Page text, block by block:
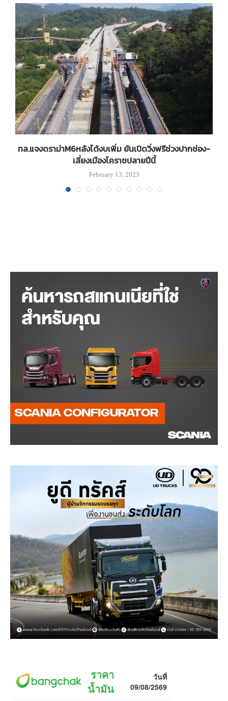
ทล.แจงดราม่าM6หลังได้งบเพิ่ม ยันเปิดวิ่งฟรีช่วงปากช่อง-
เลี่ยงเมืองโคราชปลายปีนี้
February 13, 2023